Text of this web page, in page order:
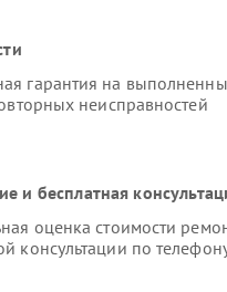
гарантия на
неисправностей
и бесплатная
оценка стоимости
консультации по